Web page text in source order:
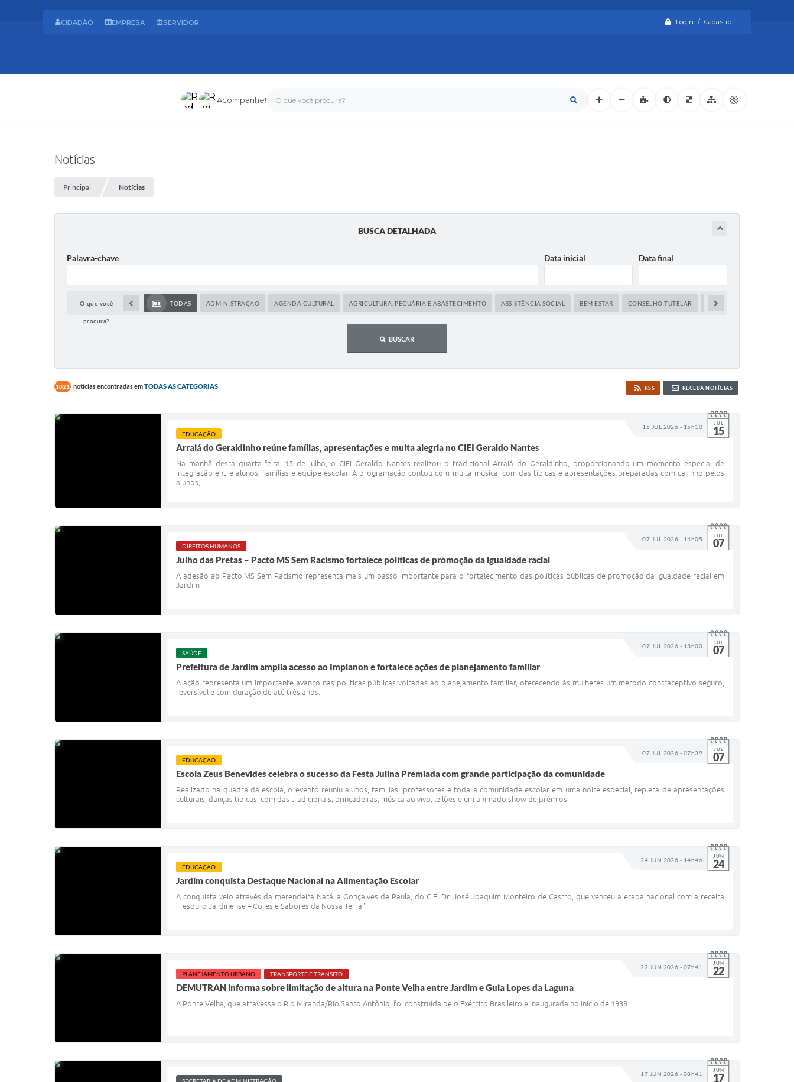
Login / Cadastro
O que você procura?
Acompanhe!
CIDADÃO EMPRESA SERVIDOR
Notícias
Principal Notícias
BUSCA DETALHADA
Palavra-chave Data inicial Data final
O que você
procura?
TODAS ADMINISTRAÇÃO AGENDA CULTURAL AGRICULTURA, PECUÁRIA E ABASTECIMENTO ASSISTÊNCIA SOCIAL BEM ESTAR CONSELHO TUTELAR CULTURA
BUSCAR
1021 notícias encontradas emTODAS AS CATEGORIAS RSS RECEBA NOTÍCIAS
15 JUL 2026 - 15h10 JUL
15
EDUCAÇÃO
Arraiá do Geraldinho reúne famílias, apresentações e muita alegria no CIEI Geraldo Nantes
Na manhã desta quarta-feira, 15 de julho, o CIEI Geraldo Nantes realizou o tradicional Arraiá do Geraldinho, proporcionando um momento especial de
integração entre alunos, famílias e equipe escolar. A programação contou com muita música, comidas típicas e apresentações preparadas com carinho pelos
alunos,...
07 JUL 2026 - 14h05 JUL
07
DIREITOS HUMANOS
Julho das Pretas – Pacto MS Sem Racismo fortalece políticas de promoção da igualdade racial
A adesão ao Pacto MS Sem Racismo representa mais um passo importante para o fortalecimento das políticas públicas de promoção da igualdade racial em
Jardim
07 JUL 2026 - 13h00 JUL
07
SAÚDE
Prefeitura de Jardim amplia acesso ao Implanon e fortalece ações de planejamento familiar
A ação representa um importante avanço nas políticas públicas voltadas ao planejamento familiar, oferecendo às mulheres um método contraceptivo seguro,
reversível e com duração de até três anos.
07 JUL 2026 - 07h39 JUL
07
EDUCAÇÃO
Escola Zeus Benevides celebra o sucesso da Festa Julina Premiada com grande participação da comunidade
Realizado na quadra da escola, o evento reuniu alunos, famílias, professores e toda a comunidade escolar em uma noite especial, repleta de apresentações
culturais, danças típicas, comidas tradicionais, brincadeiras, música ao vivo, leilões e um animado show de prêmios.
24 JUN 2026 - 14h46 JUN
24
EDUCAÇÃO
Jardim conquista Destaque Nacional na Alimentação Escolar
A conquista veio através da merendeira Natália Gonçalves de Paula, do CIEI Dr. José Joaquim Monteiro de Castro, que venceu a etapa nacional com a receita
"Tesouro Jardinense – Cores e Sabores da Nossa Terra"
22 JUN 2026 - 07h41 JUN
22
PLANEJAMENTO URBANO TRANSPORTE E TRÂNSITO
DEMUTRAN informa sobre limitação de altura na Ponte Velha entre Jardim e Guia Lopes da Laguna
A Ponte Velha, que atravessa o Rio Miranda/Rio Santo Antônio, foi construída pelo Exército Brasileiro e inaugurada no início de 1938
17 JUN 2026 - 08h41 JUN
17